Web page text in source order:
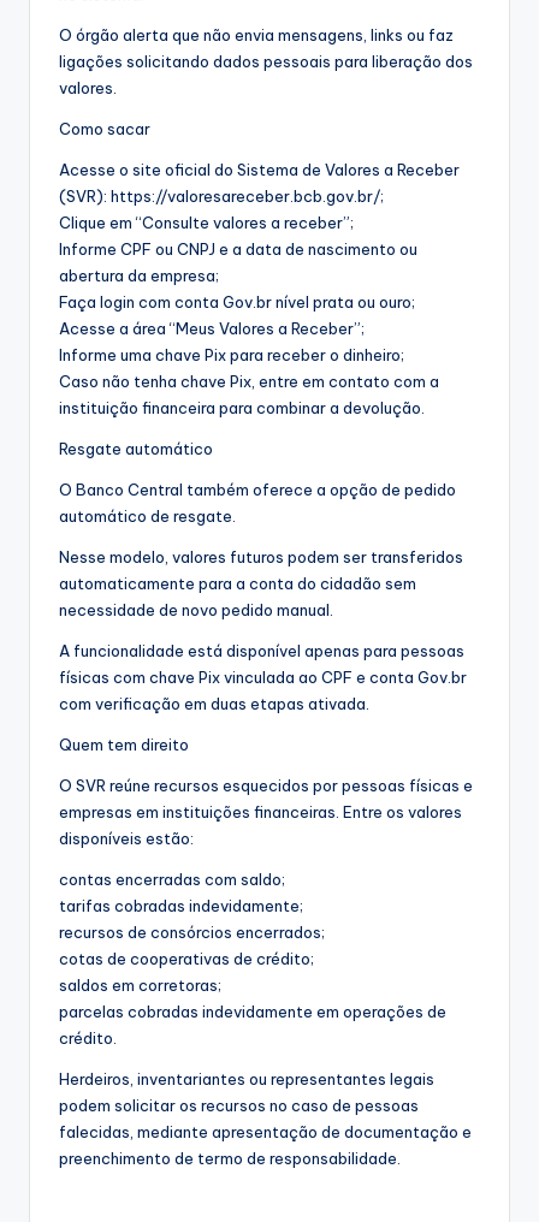
O órgão alerta que não envia mensagens, links ou faz
ligações solicitando dados pessoais para liberação dos
valores.
Como sacar
Acesse o site oficial do Sistema de Valores a Receber
(SVR): https://valoresareceber.bcb.gov.br/;
Clique em “Consulte valores a receber”;
Informe CPF ou CNPJ e a data de nascimento ou
abertura da empresa;
Faça login com conta Gov.br nível prata ou ouro;
Acesse a área “Meus Valores a Receber”;
Informe uma chave Pix para receber o dinheiro;
Caso não tenha chave Pix, entre em contato com a
instituição financeira para combinar a devolução.
Resgate automático
O Banco Central também oferece a opção de pedido
automático de resgate.
Nesse modelo, valores futuros podem ser transferidos
automaticamente para a conta do cidadão sem
necessidade de novo pedido manual.
A funcionalidade está disponível apenas para pessoas
físicas com chave Pix vinculada ao CPF e conta Gov.br
com verificação em duas etapas ativada.
Quem tem direito
O SVR reúne recursos esquecidos por pessoas físicas e
empresas em instituições financeiras. Entre os valores
disponíveis estão:
contas encerradas com saldo;
tarifas cobradas indevidamente;
recursos de consórcios encerrados;
cotas de cooperativas de crédito;
saldos em corretoras;
parcelas cobradas indevidamente em operações de
crédito.
Herdeiros, inventariantes ou representantes legais
podem solicitar os recursos no caso de pessoas
falecidas, mediante apresentação de documentação e
preenchimento de termo de responsabilidade.